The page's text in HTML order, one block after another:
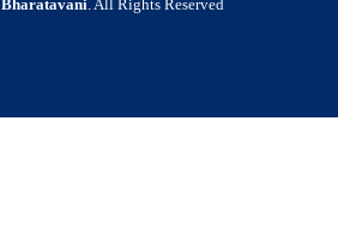
Bharatavani. All Rights Reserved